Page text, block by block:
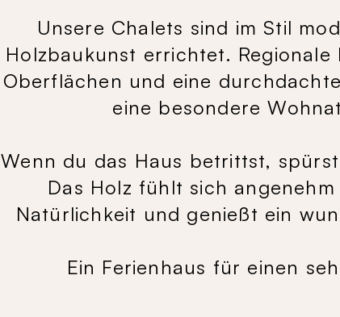
Unsere Chalets sind im Stil
Holzbaukunst errichtet.
Oberflächen und eine
eine besondere
Wenn du das Haus betrittst,
Das Holz fühlt sich
Natürlichkeit und genießt ein
Ein Ferienhaus für einen